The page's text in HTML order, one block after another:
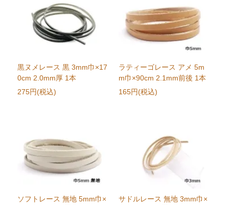
黒ヌメレース 黒 3mm巾×17
0cm 2.0mm厚 1本
275円(税込)
ラティーゴレース アメ 5m
m巾×90cm 2.1mm前後 1本
165円(税込)
ソフトレース 無地 5mm巾×
サドルレース 無地 3mm巾×